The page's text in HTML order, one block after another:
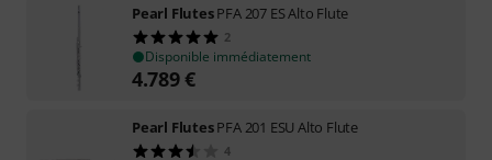
Pearl FlutesPFA 207 ES Alto Flute
2
Disponible immédiatement
4.789€
Pearl FlutesPFA 201 ESU Alto Flute
4